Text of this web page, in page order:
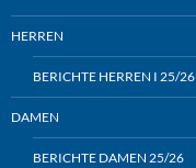
HERREN
BERICHTE HERREN I 25/26
DAMEN
BERICHTE DAMEN 25/26